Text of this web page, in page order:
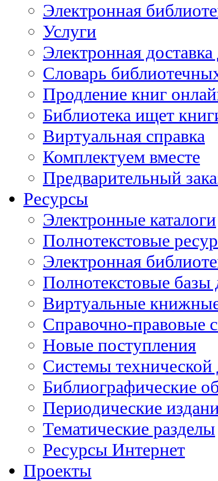
Электронная
Услуги
Электронная
Словарь
Продление книг
Библиотека ищет
Виртуальная справка
Комплектуем вместе
Предварительный
Ресурсы
Электронные каталоги
Полнотекстовые
Электронная
Полнотекстовые
Виртуальные
Справочно-правовые
Новые поступления
Cистемы
Библиографические
Периодические
Тематические разделы
Ресурсы Интернет
Проекты